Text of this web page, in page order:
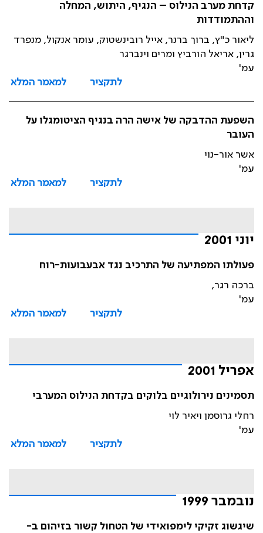
קדחת מערב הנילוס – הנגיף, היתוש, המחלה
וההתמודדות
ליאור כ"ץ, ברוך ברנר, אייל רובינשטוק, עומר אנקול, מנפרד
גרין, אריאל הורביץ ומרים וינברגר
עמ'
לתקציר
למאמר המלא
השפעת ההדבקה של אישה הרה בנגיף הציטומגלו על
העובר
אשר אור-נוי
עמ'
לתקציר
למאמר המלא
יוני 2001
פעולתו המפתיעה של התרכיב נגד אבעבועות-רוח
ברכה רגר,
עמ'
לתקציר
למאמר המלא
אפריל 2001
תסמינים נירולוגיים בלוקים בקדחת הנילוס המערבי
רחלי גרוסמן ויאיר לוי
עמ'
לתקציר
למאמר המלא
נובמבר 1999
שיגשוג זקיקי לימפואידי של הטחול קשור בזיהום ב-